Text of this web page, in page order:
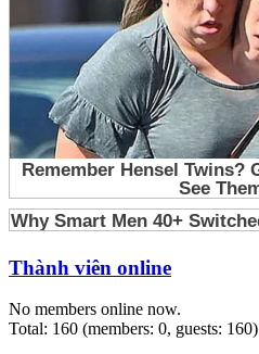
Thành viên online
No members online now.
Total: 160 (members: 0, guests: 160)